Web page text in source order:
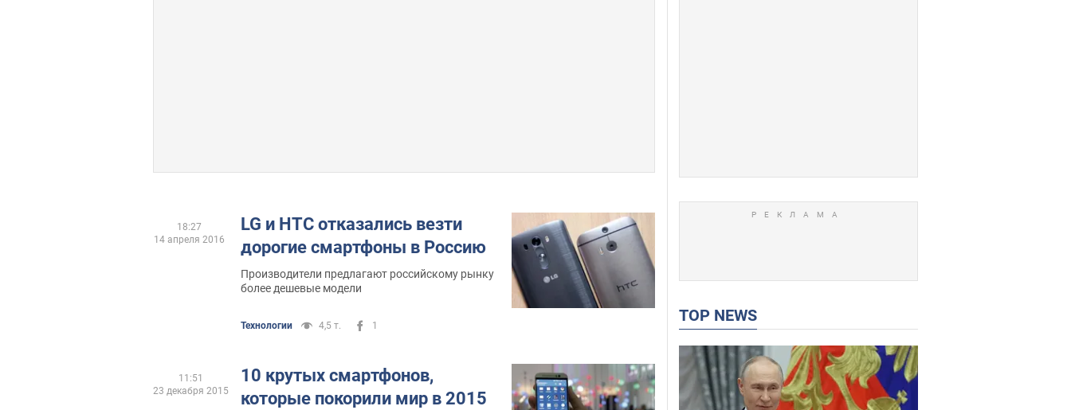
LG и HTC отказались везти
дорогие смартфоны в Россию
Производители предлагают российскому рынку
более дешевые модели
Технологии 4,5 т. 1
18:27
14 апреля 2016
10 крутых смартфонов,
которые покорили мир в 2015
11:51
23 декабря 2015
TOP NEWS